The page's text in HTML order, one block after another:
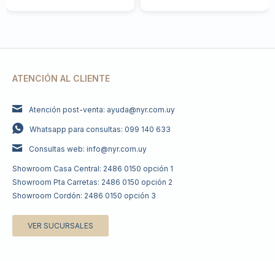
ATENCIÓN AL CLIENTE
Atención post-venta: ayuda@nyr.com.uy
Whatsapp para consultas: 099 140 633
Consultas web: info@nyr.com.uy
Showroom Casa Central: 2486 0150 opción 1
Showroom Pta Carretas: 2486 0150 opción 2
Showroom Cordón: 2486 0150 opción 3
VER SUCURSALES